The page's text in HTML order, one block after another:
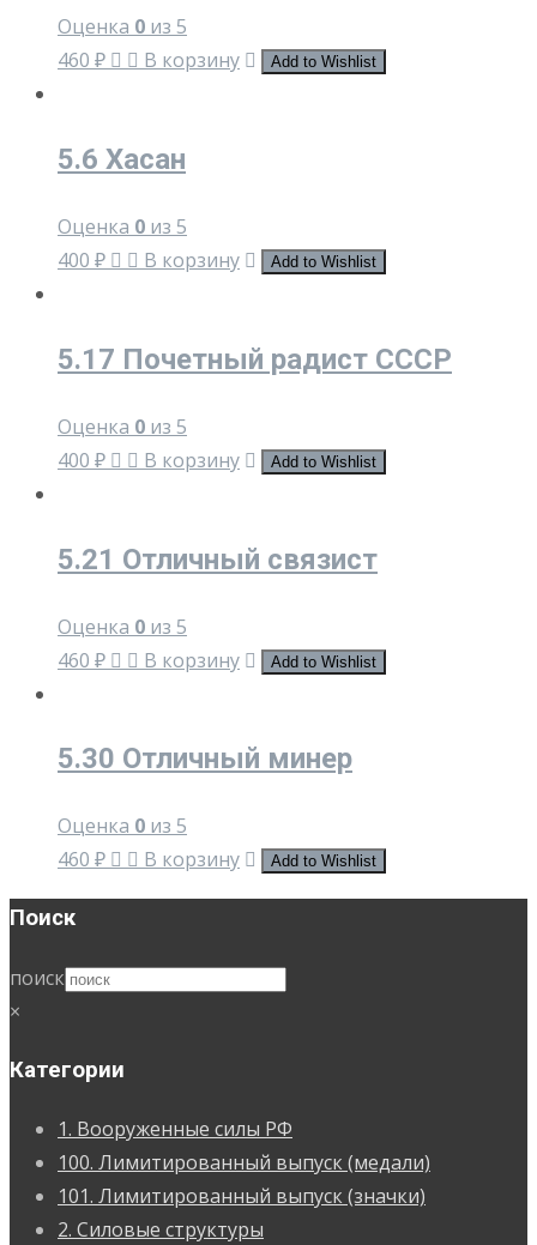
Оценка 0 из 5
460 ₽ В корзину Add to Wishlist
5.6 Хасан
Оценка 0 из 5
400 ₽ В корзину Add to Wishlist
5.17 Почетный радист СССР
Оценка 0 из 5
400 ₽ В корзину Add to Wishlist
5.21 Отличный связист
Оценка 0 из 5
460 ₽ В корзину Add to Wishlist
5.30 Отличный минер
Оценка 0 из 5
460 ₽ В корзину Add to Wishlist
Поиск
поиск
×
Категории
1. Вооруженные силы РФ
100. Лимитированный выпуск (медали)
101. Лимитированный выпуск (значки)
2. Силовые структуры